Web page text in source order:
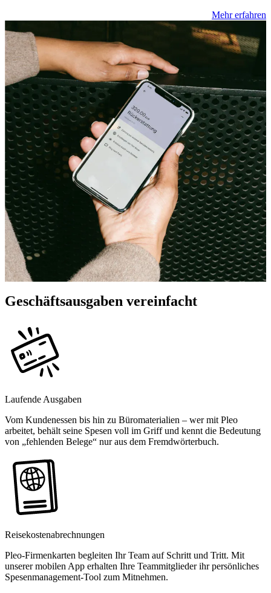
Mehr erfahren
Geschäftsausgaben vereinfacht
Laufende Ausgaben
Vom Kundenessen bis hin zu Büromaterialien – wer mit Pleo
arbeitet, behält seine Spesen voll im Griff und kennt die Bedeutung
von „fehlenden Belege“ nur aus dem Fremdwörterbuch.
Reisekostenabrechnungen
Pleo-Firmenkarten begleiten Ihr Team auf Schritt und Tritt. Mit
unserer mobilen App erhalten Ihre Teammitglieder ihr persönliches
Spesenmanagement-Tool zum Mitnehmen.